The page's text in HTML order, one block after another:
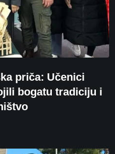
priča: Učenici
bogatu tradiciju i